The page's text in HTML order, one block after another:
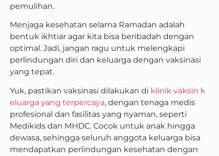
pemulihan.
Menjaga kesehatan selama Ramadan adalah
bentuk ikhtiar agar kita bisa beribadah dengan
optimal. Jadi, jangan ragu untuk melengkapi
perlindungan diri dan keluarga dengan vaksinasi
yang tepat.
Yuk, pastikan vaksinasi dilakukan di klinik vaksin k
eluarga yang terpercaya, dengan tenaga medis
profesional dan fasilitas yang nyaman, seperti
Medikids dan MHDC. Cocok untuk anak hingga
dewasa, sehingga seluruh anggota keluarga bisa
mendapatkan perlindungan kesehatan dengan